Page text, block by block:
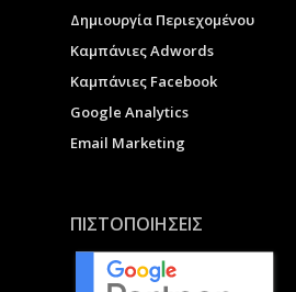
Δημιουργία Περιεχομένου
Καμπάνιες Adwords
Καμπάνιες Facebook
Google Analytics
Email Marketing
ΠΙΣΤΟΠΟΙΗΣΕΙΣ